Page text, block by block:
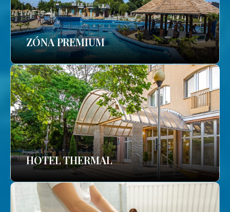
ZÓNA PREMIUM
HOTEL THERMAL